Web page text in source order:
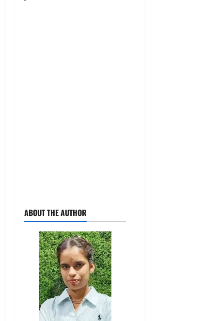
ABOUT THE AUTHOR